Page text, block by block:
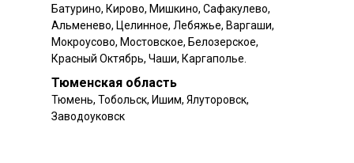
Тюменская область
Батурино, Кирово, Мишкино, Сафакулево,
Альменево, Целинное, Лебяжье, Варгаши,
Мокроусово, Мостовское, Белозерское,
Красный Октябрь, Чаши, Каргаполье.
Тюмень, Тобольск, Ишим, Ялуторовск,
Заводоуковск